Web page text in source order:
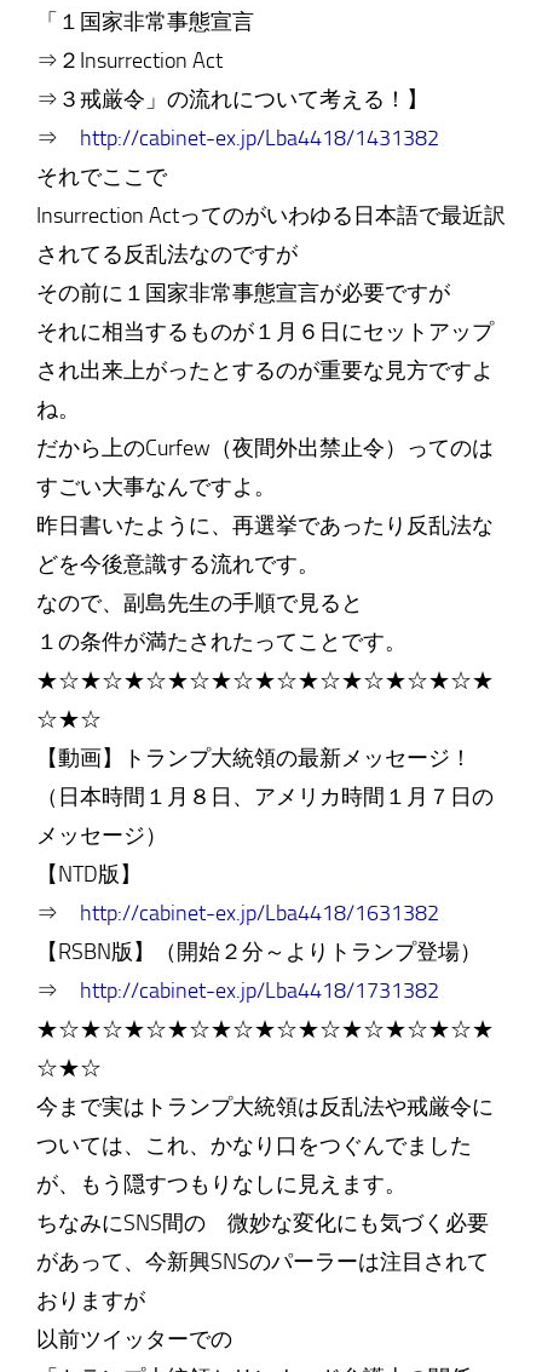
「１国家非常事態宣言
⇒２Insurrection Act
⇒３戒厳令」の流れについて考える！】
⇒ http://cabinet-ex.jp/Lba4418/1431382
それでここで
Insurrection Actってのがいわゆる日本語で最近訳
されてる反乱法なのですが
その前に１国家非常事態宣言が必要ですが
それに相当するものが１月６日にセットアップ
され出来上がったとするのが重要な見方ですよ
ね。
だから上のCurfew（夜間外出禁止令）ってのは
すごい大事なんですよ。
昨日書いたように、再選挙であったり反乱法な
どを今後意識する流れです。
なので、副島先生の手順で見ると
１の条件が満たされたってことです。
★☆★☆★☆★☆★☆★☆★☆★☆★☆★☆★
☆★☆
【動画】トランプ大統領の最新メッセージ！
（日本時間１月８日、アメリカ時間１月７日の
メッセージ）
【NTD版】
⇒ http://cabinet-ex.jp/Lba4418/1631382
【RSBN版】（開始２分～よりトランプ登場）
⇒ http://cabinet-ex.jp/Lba4418/1731382
★☆★☆★☆★☆★☆★☆★☆★☆★☆★☆★
☆★☆
今まで実はトランプ大統領は反乱法や戒厳令に
ついては、これ、かなり口をつぐんでました
が、もう隠すつもりなしに見えます。
ちなみにSNS間の 微妙な変化にも気づく必要
があって、今新興SNSのパーラーは注目されて
おりますが
以前ツイッターでの